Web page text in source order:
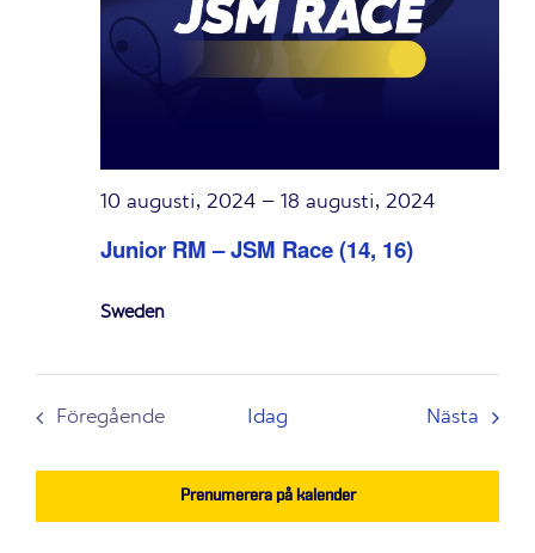
Junior RM – JSM Race (14, 16)
10 augusti, 2024 – 18 augusti, 2024
Sweden
Föregående
Idag Nästa
Prenumerera på kalender